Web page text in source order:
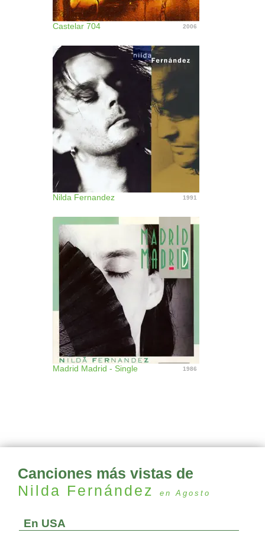
Castelar 704 2006
Nilda Fernandez 1991
Madrid Madrid - Single 1986
Canciones más vistas de
Nilda Fernández
en Agosto
En USA